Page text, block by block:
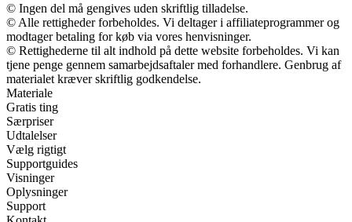
© Ingen del må gengives uden skriftlig tilladelse.
© Alle rettigheder forbeholdes. Vi deltager i affiliateprogrammer og
modtager betaling for køb via vores henvisninger.
© Rettighederne til alt indhold på dette website forbeholdes. Vi kan
tjene penge gennem samarbejdsaftaler med forhandlere. Genbrug af
materialet kræver skriftlig godkendelse.
Materiale
Gratis ting
Særpriser
Udtalelser
Vælg rigtigt
Supportguides
Visninger
Oplysninger
Support